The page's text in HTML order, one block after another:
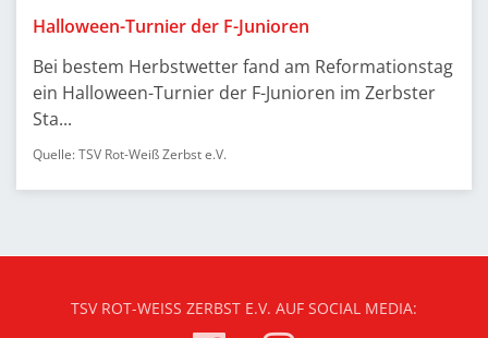
Halloween-Turnier der F-Junioren
Bei bestem Herbstwetter fand am Reformationstag
ein Halloween-Turnier der F-Junioren im Zerbster
Sta...
Quelle: TSV Rot-Weiß Zerbst e.V.
TSV ROT-WEISS ZERBST E.V. AUF SOCIAL MEDIA: